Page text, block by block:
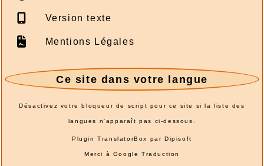
Version texte
Mentions Légales
Ce site dans votre langue
Désactivez votre bloqueur de script pour ce site si la liste des
langues n'apparaît pas ci-dessous.
Plugin TranslatorBox parDipisoft
Merci à Google Traduction